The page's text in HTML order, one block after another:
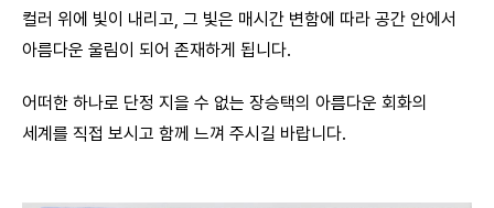
컬러 위에 빛이 내리고, 그 빛은 매시간 변함에 따라 공간 안에서
아름다운 울림이 되어 존재하게 됩니다.
어떠한 하나로 단정 지을 수 없는 장승택의 아름다운 회화의
세계를 직접 보시고 함께 느껴 주시길 바랍니다.